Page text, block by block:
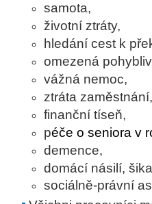
samota,
životní ztráty,
hledání cest k
omezená
vážná nemoc,
ztráta zaměstnání,
finanční tíseň,
péče o seniora v
demence,
domácí násilí,
sociálně-právní